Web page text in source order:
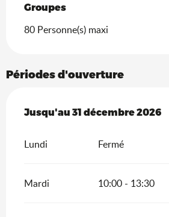
Groupes
Groupes
80 Personne(s) maxi
Périodes d'ouverture
Du5 mars 2026au31
Jusqu'au 31 décembre 2026
Lundi Fermé
Mardi 10:00 - 13:30